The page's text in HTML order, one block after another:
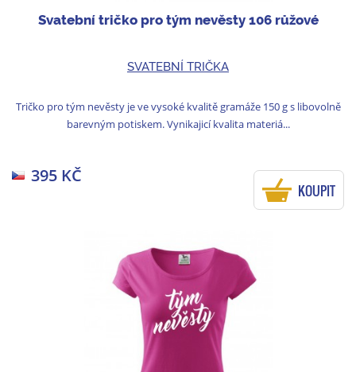
Svatební tričko pro tým nevěsty 106 růžové
SVATEBNÍ TRIČKA
Tričko pro tým nevěsty je ve vysoké kvalitě gramáže 150 g s libovolně
barevným potiskem. Vynikajicí kvalita materiá...
395 KČ
KOUPIT